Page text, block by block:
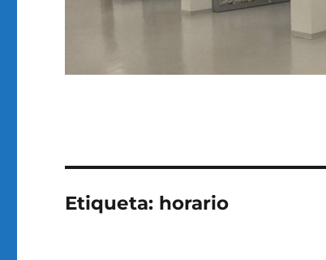
Etiqueta: horario